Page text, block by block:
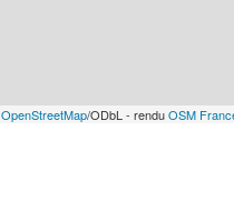
OpenStreetMap/ODbL - renduOSM